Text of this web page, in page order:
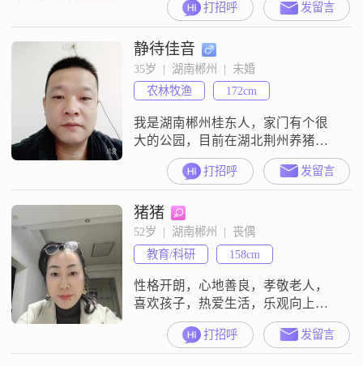
打招呼 发留言
静待佳音
35岁  |  湖南郴州  |  未婚
农林牧渔
172cm
我是湖南郴州桂东人，家门有个很
大的公园，目前在湖北荆州养猪，
一万多一个月，想找一个离老家近
一点的##3002##
打招呼 发留言
猪猪
52岁  |  湖南郴州  |  丧偶
教育/科研
158cm
性格开朗，心地善良，孝敬老人，
喜欢孩子，热爱生活，乐观向上
##3002##
打招呼 发留言